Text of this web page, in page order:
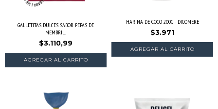
GALLETITAS DULCES SABOR PEPAS DE
MEMBRIL...
$3.110,99
HARINA DE COCO 200G - DICOMERE
$3.971